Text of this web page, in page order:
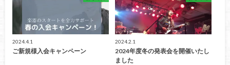
2024.4.1
ご新規様入会キャンペーン
2024.2.1
2024年度冬の発表会を開催いたし
ました